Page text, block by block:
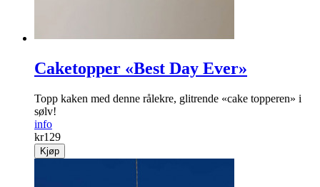
Caketopper «Best Day Ever»
Topp kaken med denne rålekre, glitrende «cake topperen» i
sølv!
info
kr129
Kjøp